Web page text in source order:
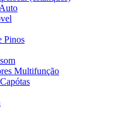
Pinos
Multifunção